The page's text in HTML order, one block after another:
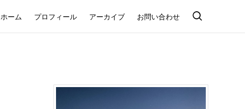
ホーム プロフィール アーカイブ お問い合わせ